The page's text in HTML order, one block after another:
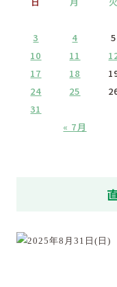
« 7月
3
4 5
10
11
17
18
24
25
31